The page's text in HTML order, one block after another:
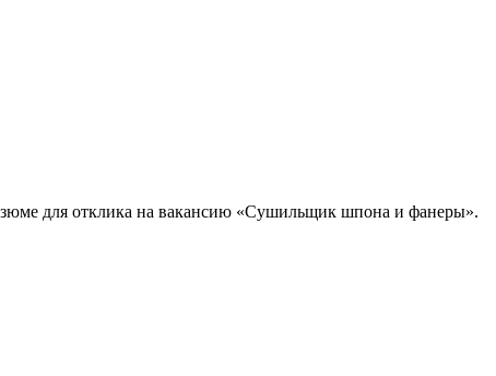
для отклика на вакансию «Сушильщик шпона и фанеры».